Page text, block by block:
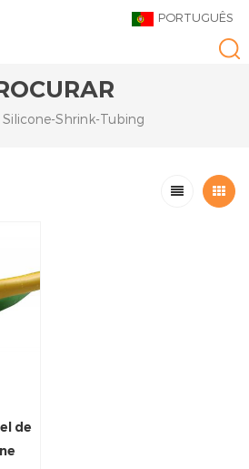
PORTUGUÊS
Silicone-Shrink-Tubing
de